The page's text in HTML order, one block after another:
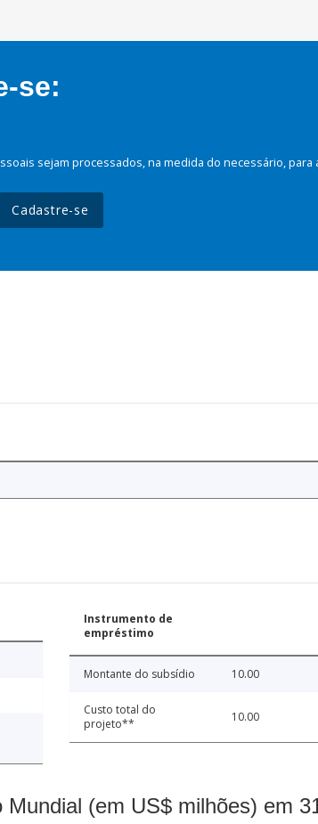
se:
sejam processados, na medida do necessário, para
Cadastre-se
Instrumento de
empréstimo
Montante do subsídio 10.00
Custo total do
projeto**
10.00
(em US$ milhões) em